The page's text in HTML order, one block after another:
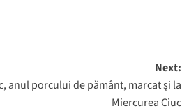
Next:
anul porcului de pământ, marcat şi la
Miercurea Ciuc